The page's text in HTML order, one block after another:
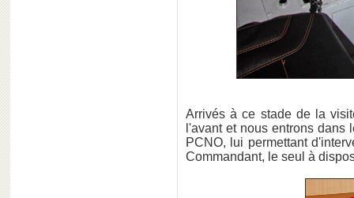
Arrivés à ce stade de la
l'avant et nous entrons
PCNO, lui permettant
Commandant, le seul à